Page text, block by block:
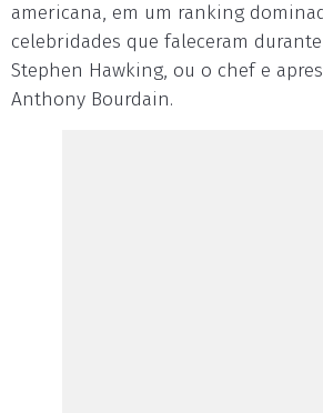
americana, em um ranking
celebridades que faleceram
Stephen Hawking, ou o chef e
Anthony Bourdain.